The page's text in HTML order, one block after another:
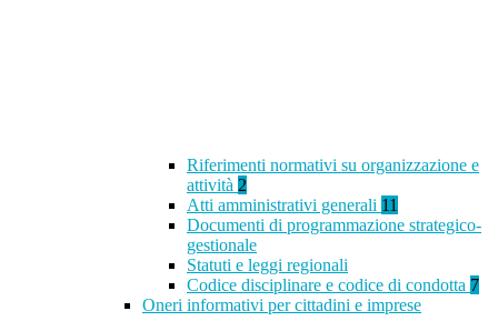
Riferimenti normativi su organizzazione e
attività 2
Atti amministrativi generali 11
Documenti di programmazione strategico-
gestionale
Statuti e leggi regionali
Codice disciplinare e codice di condotta 7
Oneri informativi per cittadini e imprese